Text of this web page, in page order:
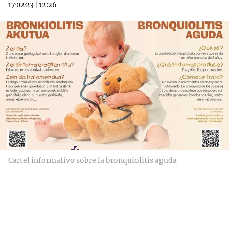
17·02·23
12:26
Cartel informativo sobre la bronquiolitis aguda